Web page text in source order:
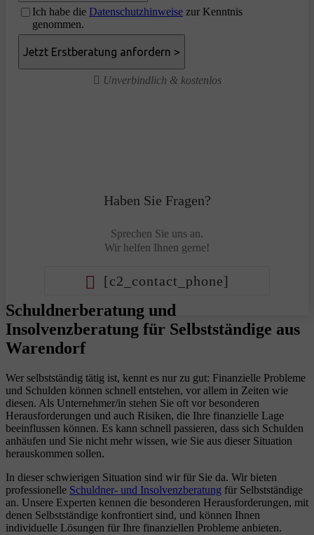
Ich habe die Datenschutzhinweise zur Kenntnis
genommen.
Unverbindlich & kostenlos
Haben Sie Fragen?
Sprechen Sie uns an.
Wir helfen Ihnen gerne!
[c2_contact_phone]
Schuldnerberatung und
Insolvenzberatung für Selbstständige aus
Warendorf
Wer selbstständig tätig ist, kennt es nur zu gut: Finanzielle Probleme
und Schulden können schnell entstehen, vor allem in Zeiten wie
diesen. Als Unternehmer/in stehen Sie oft vor besonderen
Herausforderungen und auch Risiken, die Ihre finanzielle Lage
beeinflussen können. Es kann schnell passieren, dass sich Schulden
anhäufen und Sie nicht mehr wissen, wie Sie aus dieser Situation
herauskommen sollen.
In dieser schwierigen Situation sind wir für Sie da. Wir bieten
professionelle Schuldner- und Insolvenzberatung für Selbstständige
an. Unsere Experten kennen die besonderen Herausforderungen, mit
denen Selbstständige konfrontiert sind, und können Ihnen
individuelle Lösungen für Ihre finanziellen Probleme anbieten.